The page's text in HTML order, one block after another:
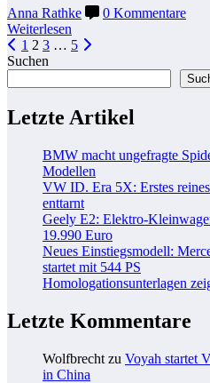
Anna Rathke
0 Kommentare
Weiterlesen
Seitennummerierung
der
1 2 3 … 5
Suchen
Letzte Artikel
BMW macht ungefragte
Modellen
VW ID. Era 5X: Erstes
enttarnt
Geely E2: Elektro-
19.990 Euro
Neues Einstiegsmodell:
startet mit 544 PS
Homologationsunterlagen
Letzte Kommentare
Wolfbrecht zu Voyah startet
in China